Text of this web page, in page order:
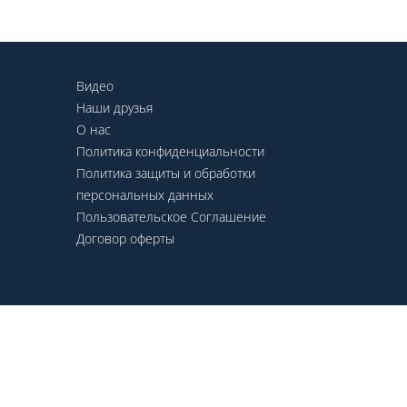
Видео
Наши друзья
О нас
Политика конфиденциальности
Политика защиты и обработки
персональных данных
Пользовательское Соглашение
Договор оферты